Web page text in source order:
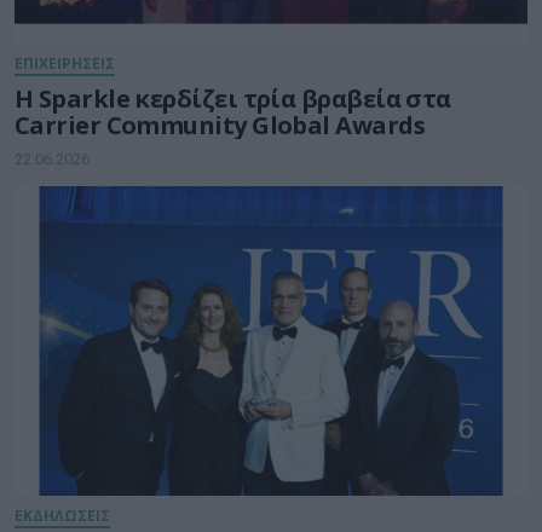
ΕΠΙΧΕΙΡΗΣΕΙΣ
Η Sparkle κερδίζει τρία βραβεία στα
Carrier Community Global Awards
22.06.2026
ΕΚΔΗΛΩΣΕΙΣ